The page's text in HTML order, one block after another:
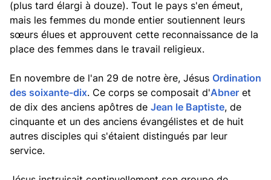
(plus tard élargi à douze). Tout le pays s'en émeut,
mais les femmes du monde entier soutiennent leurs
sœurs élues et approuvent cette reconnaissance de la
place des femmes dans le travail religieux.
En novembre de l'an 29 de notre ère, Jésus Ordination
des soixante-dix. Ce corps se composait d'Abner et
de dix des anciens apôtres de Jean le Baptiste, de
cinquante et un des anciens évangélistes et de huit
autres disciples qui s'étaient distingués par leur
service.